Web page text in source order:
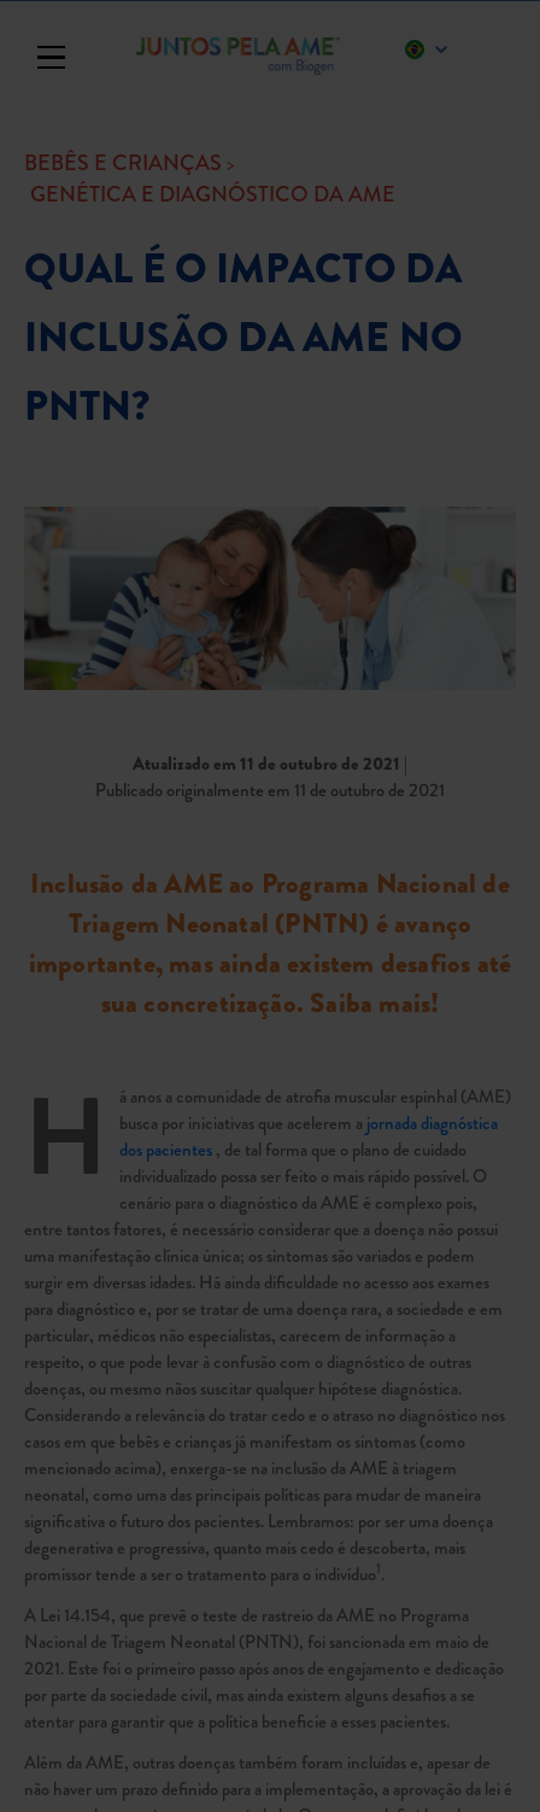
Toggle navigation
BEBÊS E CRIANÇAS
GENÉTICA E DIAGNÓSTICO DA AME
QUAL É O IMPACTO DA
INCLUSÃO DA AME NO
PNTN?
Atualizado em 11 de outubro de 2021 |
Publicado originalmente em 11 de outubro de 2021
Inclusão da AME ao Programa Nacional de
Triagem Neonatal (PNTN) é avanço
importante, mas ainda existem desafios até
sua concretização. Saiba mais!
H
á anos a comunidade de atrofia muscular espinhal (AME)
busca por iniciativas que acelerem a jornada diagnóstica
dos pacientes, de tal forma que o plano de cuidado
individualizado possa ser feito o mais rápido possível. O
cenário para o diagnóstico da AME é complexo pois,
entre tantos fatores, é necessário considerar que a doença não possui
uma manifestação clínica única; os sintomas são variados e podem
surgir em diversas idades. Há ainda dificuldade no acesso aos exames
para diagnóstico e, por se tratar de uma doença rara, a sociedade e em
particular, médicos não especialistas, carecem de informação a
respeito, o que pode levar à confusão com o diagnóstico de outras
doenças, ou mesmo nãos suscitar qualquer hipótese diagnóstica.
Considerando a relevância do tratar cedo e o atraso no diagnóstico nos
casos em que bebês e crianças já manifestam os sintomas (como
mencionado acima), enxerga-se na inclusão da AME à triagem
neonatal, como uma das principais políticas para mudar de maneira
significativa o futuro dos pacientes. Lembramos: por ser uma doença
degenerativa e progressiva, quanto mais cedo é descoberta, mais
promissor tende a ser o tratamento para o indivíduo1.
A Lei 14.154, que prevê o teste de rastreio da AME no Programa
Nacional de Triagem Neonatal (PNTN), foi sancionada em maio de
2021. Este foi o primeiro passo após anos de engajamento e dedicação
por parte da sociedade civil, mas ainda existem alguns desafios a se
atentar para garantir que a política beneficie a esses pacientes.
Além da AME, outras doenças também foram incluídas e, apesar de
não haver um prazo definido para a implementação, a aprovação da lei é